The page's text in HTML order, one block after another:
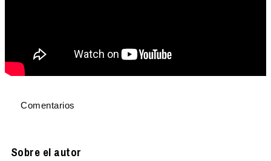
Comentarios
Sobre el autor